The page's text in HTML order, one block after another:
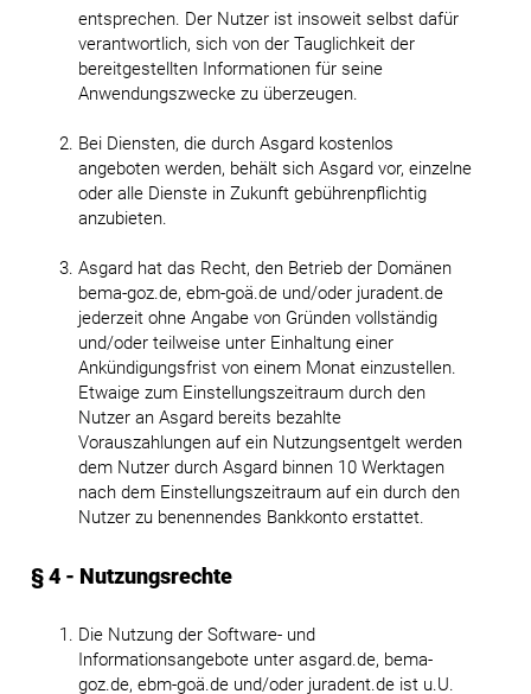
entsprechen. Der Nutzer ist insoweit selbst dafür
verantwortlich, sich von der Tauglichkeit der
bereitgestellten Informationen für seine
Anwendungszwecke zu überzeugen.
Bei Diensten, die durch Asgard kostenlos
angeboten werden, behält sich Asgard vor, einzelne
oder alle Dienste in Zukunft gebührenpflichtig
anzubieten.
Asgard hat das Recht, den Betrieb der Domänen
bema-goz.de, ebm-goä.de und/oder juradent.de
jederzeit ohne Angabe von Gründen vollständig
und/oder teilweise unter Einhaltung einer
Ankündigungsfrist von einem Monat einzustellen.
Etwaige zum Einstellungszeitraum durch den
Nutzer an Asgard bereits bezahlte
Vorauszahlungen auf ein Nutzungsentgelt werden
dem Nutzer durch Asgard binnen 10 Werktagen
nach dem Einstellungszeitraum auf ein durch den
Nutzer zu benennendes Bankkonto erstattet.
§ 4 - Nutzungsrechte
Die Nutzung der Software- und
Informationsangebote unter asgard.de, bema-
goz.de, ebm-goä.de und/oder juradent.de ist u.U.